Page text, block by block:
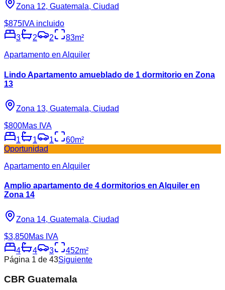
Zona 12, Guatemala, Ciudad
$875 IVA incluido
3
2 2 83m²
Apartamento en Alquiler
Lindo Apartamento amueblado de 1 dormitorio en Zona
13
Zona 13, Guatemala, Ciudad
$800Mas IVA
1
1 1 60m²
Oportunidad
Apartamento en Alquiler
Amplio apartamento de 4 dormitorios en Alquiler en
Zona 14
Zona 14, Guatemala, Ciudad
$3,850Mas IVA
4
4 3 452m²
Página 1 de 43Siguiente
CBR Guatemala